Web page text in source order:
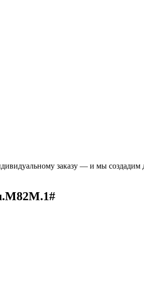
заказу — и мы